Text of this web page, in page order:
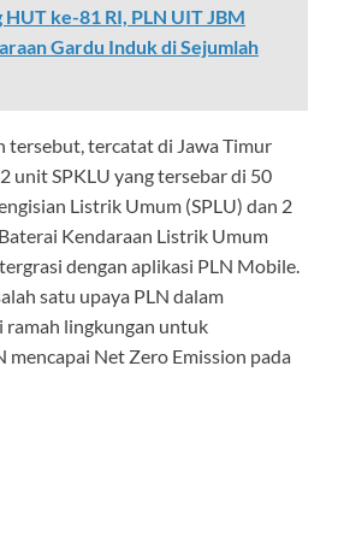
HUT ke-81 RI, PLN UIT JBM
Gardu Induk di Sejumlah
tersebut, tercatat di Jawa Timur
unit SPKLU yang tersebar di 50
Listrik Umum (SPLU) dan 2
Kendaraan Listrik Umum
dengan aplikasi PLN Mobile.
satu upaya PLN dalam
ramah lingkungan untuk
mencapai Net Zero Emission pada